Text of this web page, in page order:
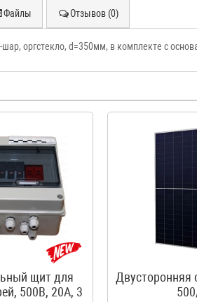
Файлы Отзывов (0)
оргстекло, d=350мм, в комплекте с
щит для
500В, 20А, 3
Двусторонняя